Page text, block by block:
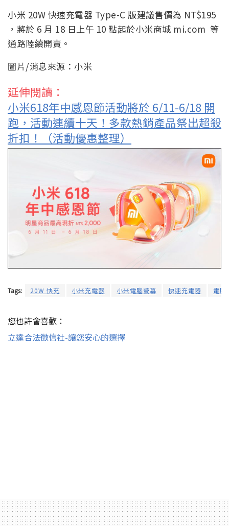
小米 20W 快速充電器 Type-C 版建議售價為 NT$195
，將於 6 月 18 日上午 10 點起於小米商城 mi.com 等
通路陸續開賣。
圖片/消息來源：小米
延伸閱讀：
小米618年中感恩節活動將於 6/11-6/18 開
跑，活動連續十天！多款熱銷產品祭出超殺
折扣！（活動優惠整理）
Tags: 20W 快充 小米充電器 小米電腦螢幕 快速充電器 電腦
您也許會喜歡：
立達合法徵信社-讓您安心的選擇